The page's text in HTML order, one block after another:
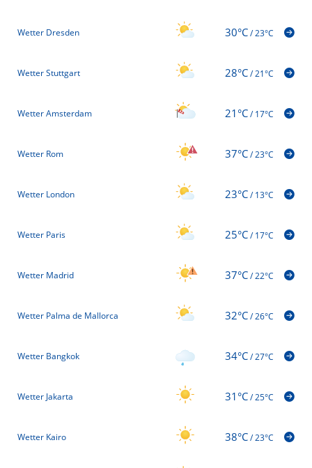
Wetter Dresden 30°C/23°C
Wetter Stuttgart 28°C/21°C
Wetter Amsterdam 21°C/17°C
Wetter Rom 37°C/23°C
Wetter London 23°C/13°C
Wetter Paris 25°C/17°C
Wetter Madrid 37°C/22°C
Wetter Palma de Mallorca 32°C/26°C
Wetter Bangkok 34°C/27°C
Wetter Jakarta 31°C/25°C
Wetter Kairo 38°C/23°C